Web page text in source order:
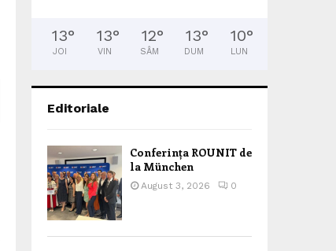
13°
JOI
13°
VIN
12°
SÂM
13°
DUM
10°
LUN
Editoriale
Conferința ROUNIT de
la München
August 3, 2026 0